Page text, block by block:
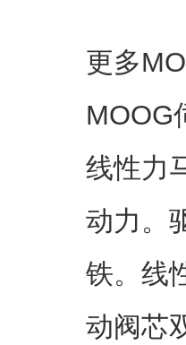
更多
MOOG
线性力
动力。
铁。线
动阀芯